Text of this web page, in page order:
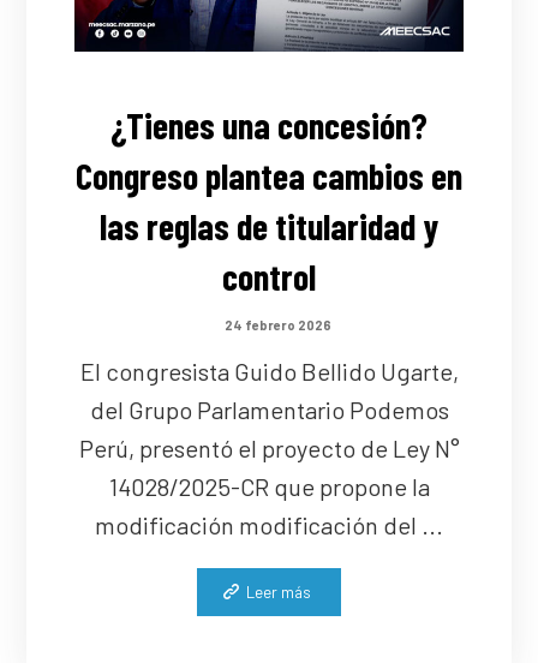
¿Tienes una concesión?
Congreso plantea cambios en
las reglas de titularidad y
control
24 febrero 2026
El congresista Guido Bellido Ugarte,
del Grupo Parlamentario Podemos
Perú, presentó el proyecto de Ley N°
14028/2025-CR que propone la
modificación modificación del ...
Leer más